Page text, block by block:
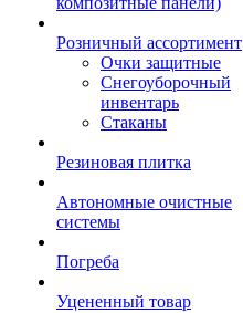
Розничный ассортимент
Очки защитные
Снегоуборочный
инвентарь
Стаканы
Резиновая плитка
Автономные очистные
системы
Погреба
Уцененный товар